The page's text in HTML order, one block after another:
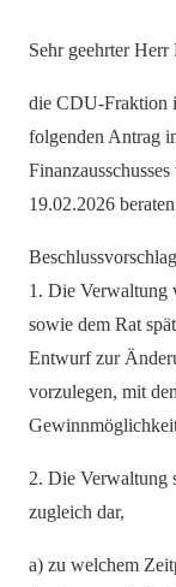
Sehr geehrter
die CDU-Fraktion
folgenden Antrag
19.02.2026
1. Die Verwaltung
sowie dem Rat
Entwurf zur
vorzulegen, mit
2. Die Verwaltung
zugleich dar,
a) zu welchem